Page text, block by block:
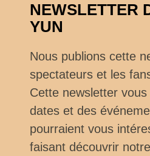
NEWSLETTER
YUN
Nous publions cette
spectateurs et les
Cette newsletter
dates et des
pourraient vous
faisant découvrir